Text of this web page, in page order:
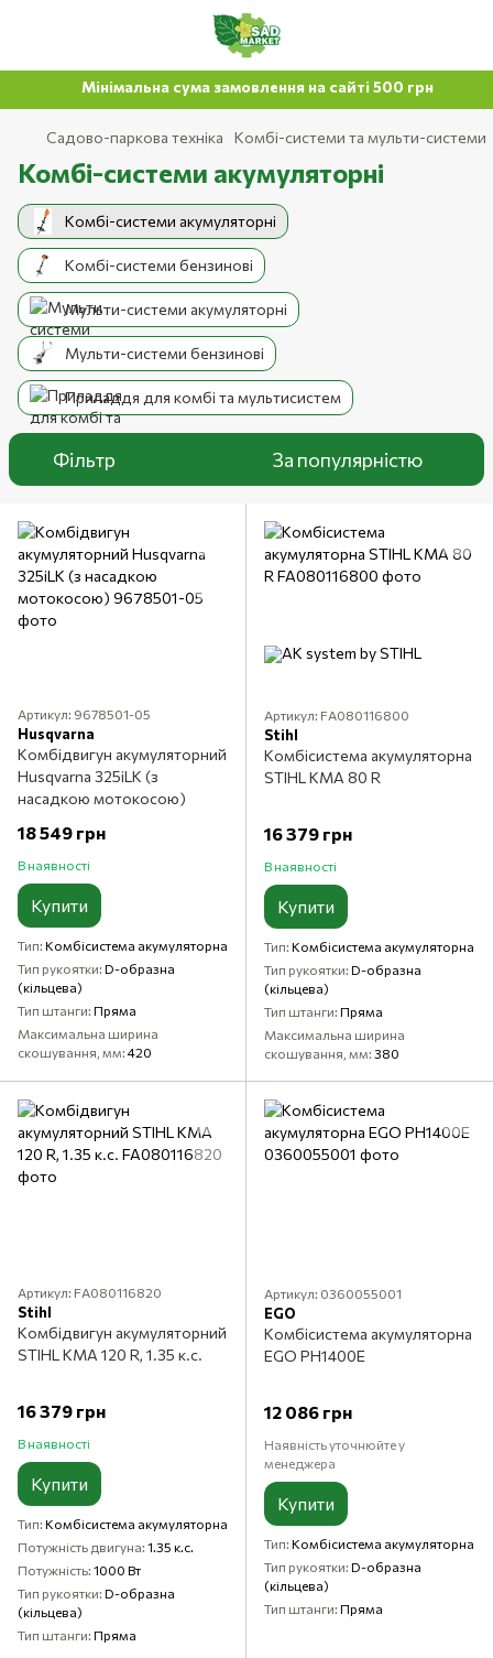
Мінімальна сума замовлення на сайті 500 грн
Садово-паркова техніка Комбі-системи та мульти-системи
Комбі-системи акумуляторні
Комбі-системи акумуляторні
Комбі-системи бензинові
Мульти-системи акумуляторні
Мульти-системи бензинові
Приладдя для комбі та мультисистем
Фільтр За популярністю
Артикул: 9678501-05
Husqvarna
Комбідвигун акумуляторний
Husqvarna 325iLK (з
насадкою мотокосою)
18 549 грн
В наявності
Купити
Тип Комбісистема акумуляторна
Тип рукоятки D-образна
(кільцева)
Тип штанги Пряма
Максимальна ширина
скошування, мм 420
Артикул: FA080116800
Stihl
Комбісистема акумуляторна
STIHL KMA 80 R
16 379 грн
В наявності
Купити
Тип Комбісистема акумуляторна
Тип рукоятки D-образна
(кільцева)
Тип штанги Пряма
Максимальна ширина
скошування, мм 380
Артикул: FA080116820
Stihl
Комбідвигун акумуляторний
STIHL KMA 120 R, 1.35 к.с.
16 379 грн
В наявності
Купити
Тип Комбісистема акумуляторна
Потужність двигуна 1.35 к.с.
Потужність 1000 Вт
Тип рукоятки D-образна
(кільцева)
Тип штанги Пряма
Артикул: 0360055001
EGO
Комбісистема акумуляторна
EGO PH1400E
12 086 грн
Наявність уточнюйте у
менеджера
Купити
Тип Комбісистема акумуляторна
Тип рукоятки D-образна
(кільцева)
Тип штанги Пряма